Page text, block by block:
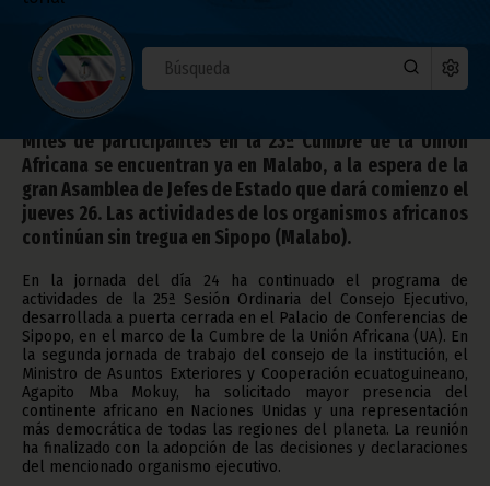
junio 25, 2014
Noticias Gobierno
Miles de participantes en la 23ª Cumbre de la Unión
Africana se encuentran ya en Malabo, a la espera de la
gran Asamblea de Jefes de Estado que dará comienzo el
jueves 26. Las actividades de los organismos africanos
continúan sin tregua en Sipopo (Malabo).
En la jornada del día 24 ha continuado el programa de
actividades de la 25ª Sesión Ordinaria del Consejo Ejecutivo,
desarrollada a puerta cerrada en el Palacio de Conferencias de
Sipopo, en el marco de la Cumbre de la Unión Africana (UA). En
la segunda jornada de trabajo del consejo de la institución, el
Ministro de Asuntos Exteriores y Cooperación ecuatoguineano,
Agapito Mba Mokuy, ha solicitado mayor presencia del
continente africano en Naciones Unidas y una representación
más democrática de todas las regiones del planeta. La reunión
ha finalizado con la adopción de las decisiones y declaraciones
del mencionado organismo ejecutivo.